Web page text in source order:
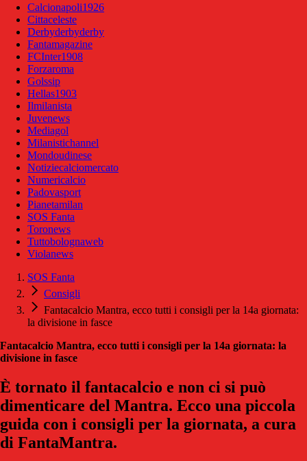
Calcionapoli1926
Cittaceleste
Derbyderbyderby
Fantamagazine
FCInter1908
Forzaroma
Golssip
Hellas1903
Ilmilanista
Juvenews
Mediagol
Milanistichannel
Mondoudinese
Notiziecalciomercato
Numericalcio
Padovasport
Pianetamilan
SOS Fanta
Toronews
Tuttobolognaweb
Violanews
SOS Fanta
Consigli
Fantacalcio Mantra, ecco tutti i consigli per la 14a giornata:
la divisione in fasce
Fantacalcio Mantra, ecco tutti i consigli per la 14a giornata: la
divisione in fasce
È tornato il fantacalcio e non ci si può
dimenticare del Mantra. Ecco una piccola
guida con i consigli per la giornata, a cura
di FantaMantra.